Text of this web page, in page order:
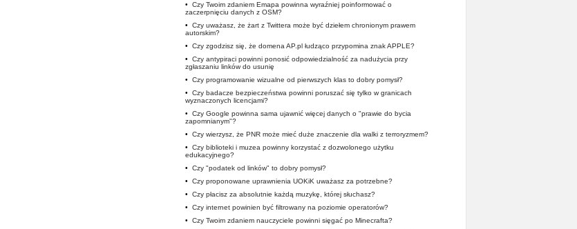
• Czy Twoim zdaniem Emapa powinna wyraźniej poinformować o
zaczerpnięciu danych z OSM?
• Czy uważasz, że żart z Twittera może być dziełem chronionym prawem
autorskim?
• Czy zgodzisz się, że domena AP.pl łudząco przypomina znak APPLE?
• Czy antypiraci powinni ponosić odpowiedzialność za nadużycia przy
zgłaszaniu linków do usunię
• Czy programowanie wizualne od pierwszych klas to dobry pomysł?
• Czy badacze bezpieczeństwa powinni poruszać się tylko w granicach
wyznaczonych licencjami?
• Czy Google powinna sama ujawnić więcej danych o "prawie do bycia
zapomnianym"?
• Czy wierzysz, że PNR może mieć duże znaczenie dla walki z terroryzmem?
• Czy biblioteki i muzea powinny korzystać z dozwolonego użytku
edukacyjnego?
• Czy "podatek od linków" to dobry pomysł?
• Czy proponowane uprawnienia UOKiK uważasz za potrzebne?
• Czy płacisz za absolutnie każdą muzykę, której słuchasz?
• Czy internet powinien być filtrowany na poziomie operatorów?
• Czy Twoim zdaniem nauczyciele powinni sięgać po Minecrafta?